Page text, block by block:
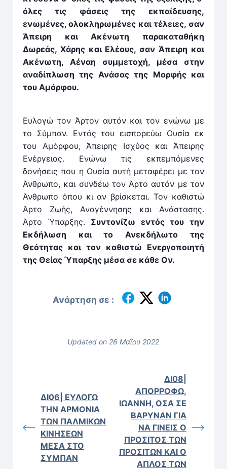
όλες τις φάσεις της εκπαίδευσης,
ενωμένες, ολοκληρωμένες και τέλειες, σαν
Άπειρη και Ακένωτη παρακαταθήκη
Δωρεάς, Χάρης και Ελέους, σαν Άπειρη και
Ακένωτη, Αέναη συμμετοχή, μέσα στην
αναδίπλωση της Ανάσας της Μορφής και
του Αμόρφου.
Ευλογώ τον Άρτον αυτόν και τον ενώνω με
το Σύμπαν. Εντός του εισπορεύω Ουσία εκ
του Αμόρφου, Άπειρης Ισχύος και Άπειρης
Ενέργειας. Ενώνω τις εκπεμπόμενες
δονήσεις που η Ουσία αυτή μεταφέρει με τον
Άνθρωπο, και συνδέω τον Άρτο αυτόν με τον
Άνθρωπο όπου κι αν βρίσκεται. Τον καθιστώ
Άρτο Ζωής, Αναγέννησης και Ανάστασης.
Άρτο Ύπαρξης. Συντονίζω εντός του την
Εκδήλωση και το Ανεκδήλωτο της
Θεότητας και τον καθιστώ Ενεργοποιητή
της Θείας Ύπαρξης μέσα σε κάθε Ον.
Ανάρτηση σε :
Updated on 26 Μαΐου 2022
ΔΙ06| ΕΥΛΟΓΩ
ΤΗΝ ΑΡΜΟΝΙΑ
ΤΩΝ ΠΑΛΜΙΚΩΝ
ΚΙΝΗΣΕΩΝ
ΜΕΣΑ ΣΤΟ
ΣΥΜΠΑΝ
ΔΙ08|
ΑΠΟΡΡΟΦΩ,
ΙΩΑΝΝΗ, ΟΣΑ ΣΕ
ΒΑΡΥΝΑΝ ΓΙΑ
ΝΑ ΓΙΝΕΙΣ Ο
ΠΡΟΣΙΤΟΣ ΤΩΝ
ΠΡΟΣΙΤΩΝ ΚΑΙ Ο
ΑΠΛΟΣ ΤΩΝ